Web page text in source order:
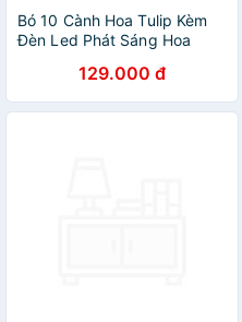
Bó 10 Cành Hoa Tulip Kèm
Đèn Led Phát Sáng Hoa
Xinh Decor Trang Trí Nhà
Cửa
129.000 đ